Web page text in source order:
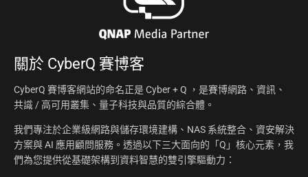
關於 CyberQ 賽博客
CyberQ 賽博客網站的命名正是 Cyber + Q ，是賽博網路、資訊、
共識 / 高可用叢集、量子科技與品質的綜合體。
我們專注於企業級網路與儲存環境建構、NAS 系統整合、資安解決
方案與 AI 應用顧問服務。透過以下三大面向的「Q」核心元素，我
們為您提供從基礎架構到資料智慧的雙引擎驅動力：